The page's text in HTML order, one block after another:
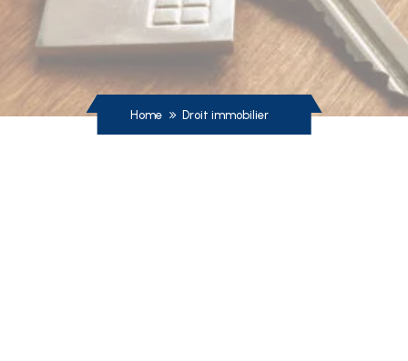
Home Droit immobilier